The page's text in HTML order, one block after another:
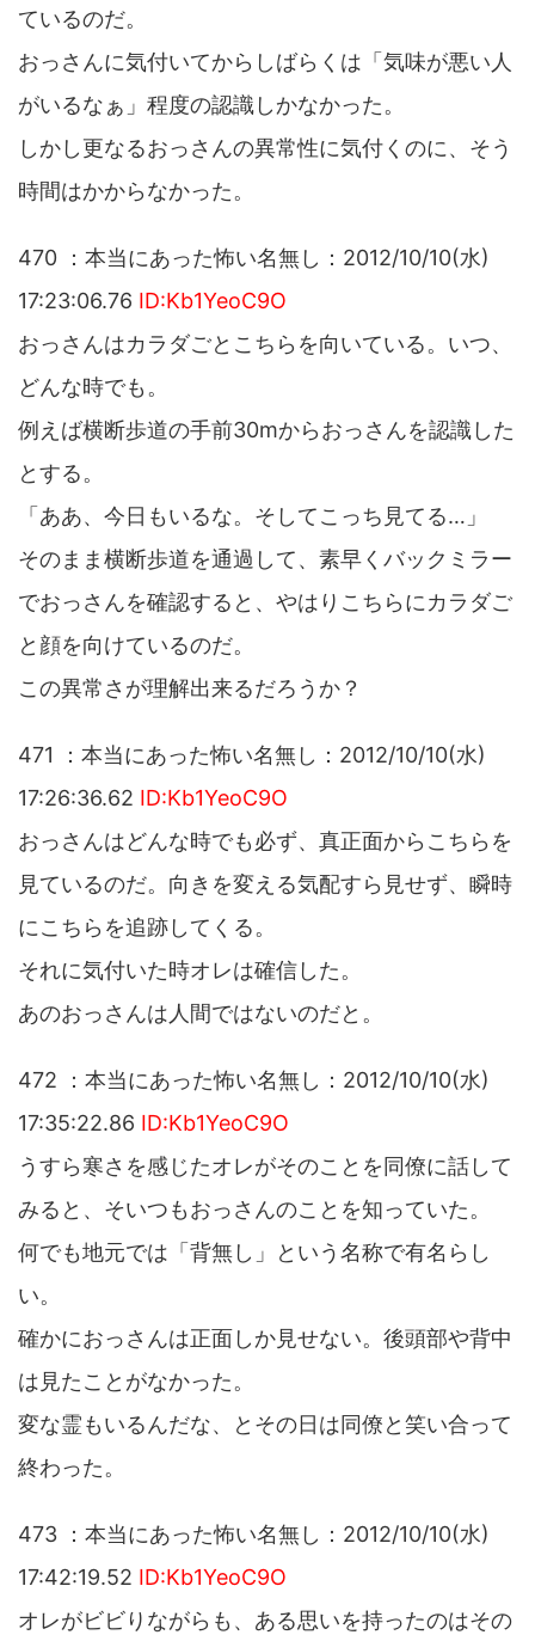
ているのだ。
おっさんに気付いてからしばらくは「気味が悪い人
がいるなぁ」程度の認識しかなかった。
しかし更なるおっさんの異常性に気付くのに、そう
時間はかからなかった。
470 ：本当にあった怖い名無し：2012/10/10(水)
17:23:06.76 ID:Kb1YeoC9O
おっさんはカラダごとこちらを向いている。いつ、
どんな時でも。
例えば横断歩道の手前30mからおっさんを認識した
とする。
「ああ、今日もいるな。そしてこっち見てる…」
そのまま横断歩道を通過して、素早くバックミラー
でおっさんを確認すると、やはりこちらにカラダご
と顔を向けているのだ。
この異常さが理解出来るだろうか？
471 ：本当にあった怖い名無し：2012/10/10(水)
17:26:36.62 ID:Kb1YeoC9O
おっさんはどんな時でも必ず、真正面からこちらを
見ているのだ。向きを変える気配すら見せず、瞬時
にこちらを追跡してくる。
それに気付いた時オレは確信した。
あのおっさんは人間ではないのだと。
472 ：本当にあった怖い名無し：2012/10/10(水)
17:35:22.86 ID:Kb1YeoC9O
うすら寒さを感じたオレがそのことを同僚に話して
みると、そいつもおっさんのことを知っていた。
何でも地元では「背無し」という名称で有名らし
い。
確かにおっさんは正面しか見せない。後頭部や背中
は見たことがなかった。
変な霊もいるんだな、とその日は同僚と笑い合って
終わった。
473 ：本当にあった怖い名無し：2012/10/10(水)
17:42:19.52 ID:Kb1YeoC9O
オレがビビりながらも、ある思いを持ったのはその